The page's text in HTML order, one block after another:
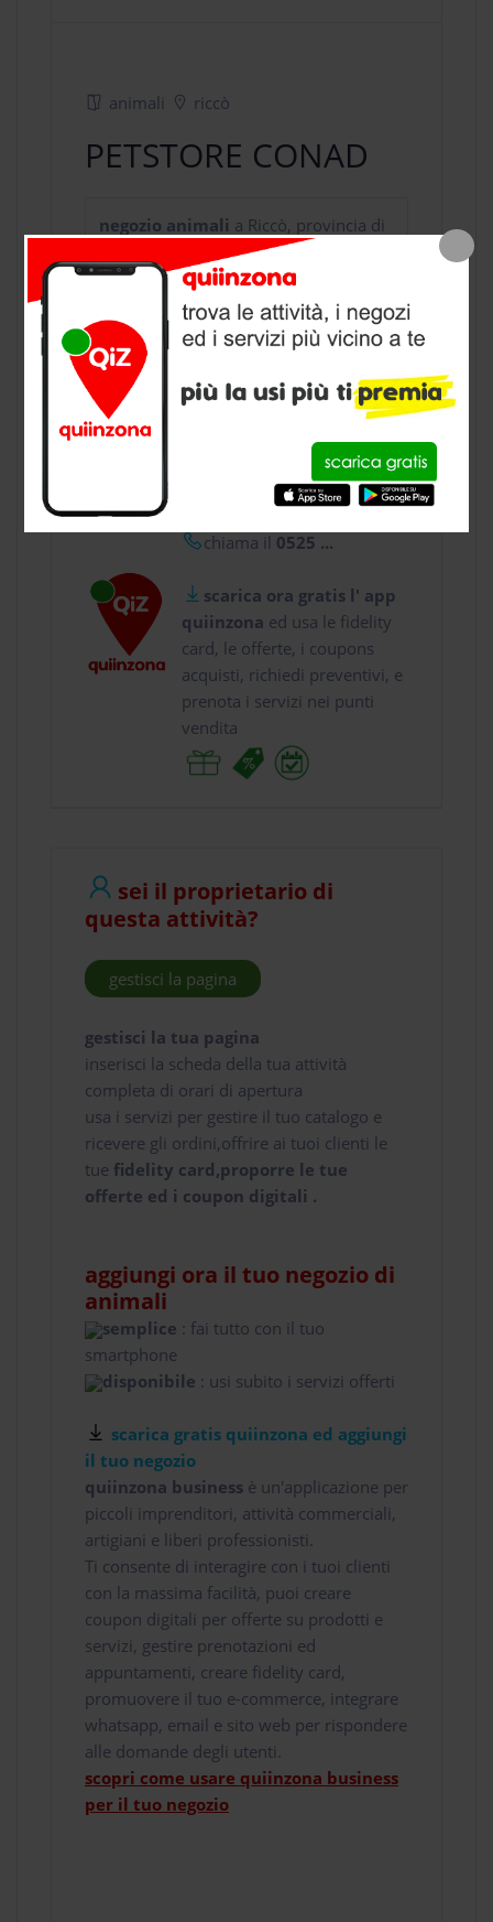
animali riccò
PETSTORE CONAD
negozio animali a Riccò, provincia di
CONTATTI
usa gratis quiinzona e :
chiama il 0525 ...
scarica ora gratis l' app
quiinzona ed usa le fidelity
card, le offerte, i coupons
acquisti, richiedi preventivi, e
prenota i servizi nei punti
vendita
sei il proprietario di
questa attività?
gestisci la pagina
gestisci la tua pagina
inserisci la scheda della tua attività
completa di orari di apertura
usa i servizi per gestire il tuo catalogo e
ricevere gli ordini,offrire ai tuoi clienti le
tue fidelity card,proporre le tue
offerte ed i coupon digitali .
aggiungi ora il tuo negozio di
animali
semplice : fai tutto con il tuo
smartphone
disponibile : usi subito i servizi offerti
scarica gratis quiinzona ed aggiungi
il tuo negozio
quiinzona business è un'applicazione per
piccoli imprenditori, attività commerciali,
artigiani e liberi professionisti.
Ti consente di interagire con i tuoi clienti
con la massima facilità, puoi creare
coupon digitali per offerte su prodotti e
servizi, gestire prenotazioni ed
appuntamenti, creare fidelity card,
promuovere il tuo e-commerce, integrare
whatsapp, email e sito web per rispondere
alle domande degli utenti.
scopri come usare quiinzona business
per il tuo negozio